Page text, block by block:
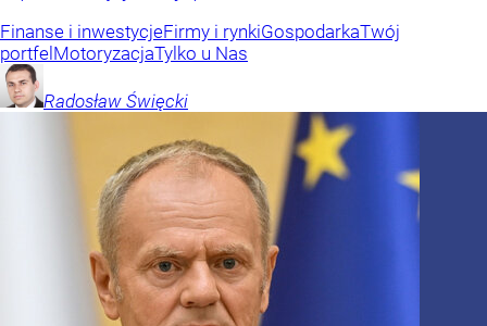
Finanse i inwestycjeFirmy i rynkiGospodarkaTwój
portfel MotoryzacjaTylko u Nas
Radosław Święcki